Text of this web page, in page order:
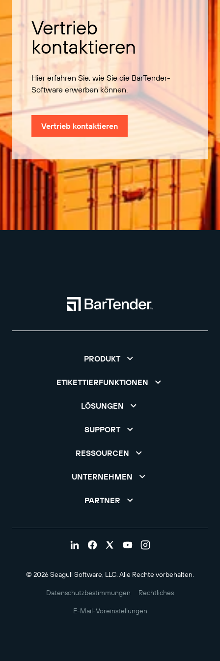
Vertrieb
kontaktieren
Hier erfahren Sie, wie Sie die BarTender-
Software erwerben können.
Vertrieb kontaktieren
PRODUKT
ETIKETTIERFUNKTIONEN
LÖSUNGEN
SUPPORT
RESSOURCEN
UNTERNEHMEN
PARTNER
© 2026 Seagull Software, LLC. Alle Rechte vorbehalten.
Datenschutzbestimmungen Rechtliches
E-Mail-Voreinstellungen